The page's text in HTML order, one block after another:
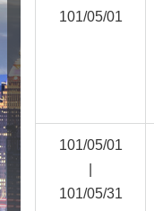
101/05/01
101/05/01
101/05/31